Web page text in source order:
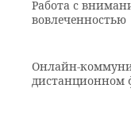
Работа с
вовлеченностью
Онлайн-
дистанционном